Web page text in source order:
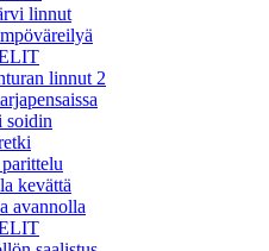
linnut
linnut 2
soidin
kevättä
avannolla